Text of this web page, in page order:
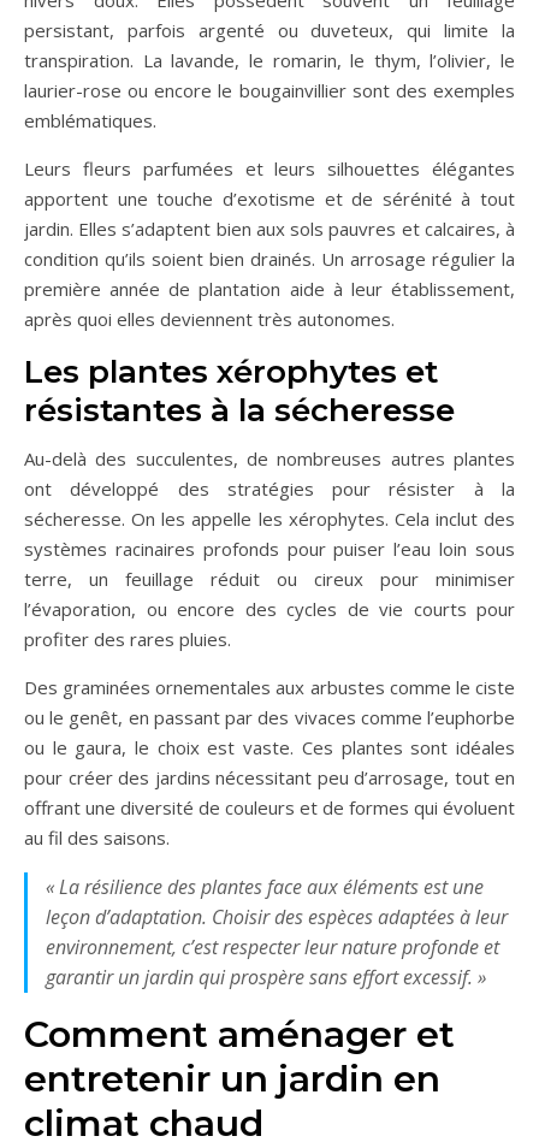
persistant, parfois argenté ou duveteux, qui limite la
transpiration. La lavande, le romarin, le thym, l’olivier, le
laurier-rose ou encore le bougainvillier sont des exemples
emblématiques.
Leurs fleurs parfumées et leurs silhouettes élégantes
apportent une touche d’exotisme et de sérénité à tout
jardin. Elles s’adaptent bien aux sols pauvres et calcaires, à
condition qu’ils soient bien drainés. Un arrosage régulier la
première année de plantation aide à leur établissement,
après quoi elles deviennent très autonomes.
Les plantes xérophytes et
résistantes à la sécheresse
Au-delà des succulentes, de nombreuses autres plantes
ont développé des stratégies pour résister à la
sécheresse. On les appelle les xérophytes. Cela inclut des
systèmes racinaires profonds pour puiser l’eau loin sous
terre, un feuillage réduit ou cireux pour minimiser
l’évaporation, ou encore des cycles de vie courts pour
profiter des rares pluies.
Des graminées ornementales aux arbustes comme le ciste
ou le genêt, en passant par des vivaces comme l’euphorbe
ou le gaura, le choix est vaste. Ces plantes sont idéales
pour créer des jardins nécessitant peu d’arrosage, tout en
offrant une diversité de couleurs et de formes qui évoluent
au fil des saisons.
« La résilience des plantes face aux éléments est une
leçon d’adaptation. Choisir des espèces adaptées à leur
environnement, c’est respecter leur nature profonde et
garantir un jardin qui prospère sans effort excessif. »
Comment aménager et
entretenir un jardin en
climat chaud